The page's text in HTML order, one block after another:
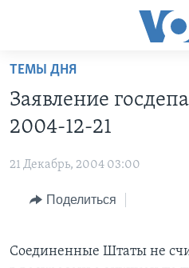
Перейти
основной
контент
навигации
НОВОСТИ ЗА МИНУТУ
ИТОГИ
ДИСКУССИЯ VOA
УЧИМ АНГЛИЙСКИЙ
НАША АМЕРИКАНСКАЯ
АРТЕФАКТЫ
ЭКСПЕРТИЗА
ИНТЕРВЬЮ
ЗА СВОБОДУ ПРЕССЫ
ТЕМЫ ДНЯ
Заявление
2004-12-21
21 Декабрь, 2004 03:00
Поделиться
Соединенные Штаты не